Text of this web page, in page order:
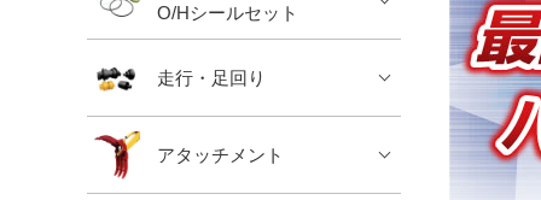
O/Hシールセット
走行・足回り
アタッチメント